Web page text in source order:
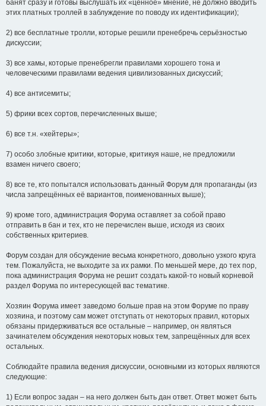
банят сразу и готовы выслушать их «ценное» мнение, не должно вводить
этих платных троллей в заблуждение по поводу их идентификации);
2) все бесплатные тролли, которые решили пренебречь серьёзностью
дискуссии;
3) все хамы, которые пренебрегли правилами хорошего тона и
человеческими правилами ведения цивилизованных дискуссий;
4) все антисемиты;
5) фрики всех сортов, перечисленных выше;
6) все т.н. «хейтеры»;
7) особо злобные критики, которые, критикуя наше, не предложили
взамен ничего своего;
8) все те, кто попытался использовать данный Форум для пропаганды (из
числа запрещённых её вариантов, поименованных выше);
9) кроме того, администрация Форума оставляет за собой право
отправить в бан и тех, кто не перечислен выше, исходя из своих
собственных критериев.
Форум создан для обсуждение весьма конкретного, довольно узкого круга
тем. Пожалуйста, не выходите за их рамки. По меньшей мере, до тех пор,
пока администрация Форума не решит создать какой-то новый корневой
раздел Форума по интересующей вас тематике.
Хозяин Форума имеет заведомо больше прав на этом Форуме по праву
хозяина, и поэтому сам может отступать от некоторых правил, которых
обязаны придерживаться все остальные – например, он являться
зачинателем обсуждения некоторых новых тем, запрещённых для всех
остальных.
Соблюдайте правила ведения дискуссии, основными из которых являются
следующие:
1) Если вопрос задан – на него должен быть дан ответ. Ответ может быть